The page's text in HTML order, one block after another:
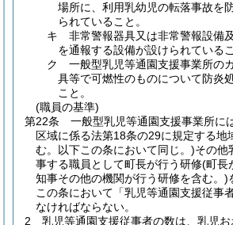
場所に、利用乳幼児の転落事故を
られていること。
キ
非常警報器具又は非常警報設備
を通報する設備が設けられているこ
ク
一般型乳児等通園支援事業所の
具等で可燃性のものについて防炎
こと。
(職員の基準)
第22条
一般型乳児等通園支援事業所に
区域に係る法第18条の29に規定する地
む。以下この条において同じ。)その他
事する職員として町長が行う研修(町長
知事その他の機関が行う研修を含む。)
この条において「乳児等通園支援従事
なければならない。
2
乳児等通園支援従事者の数は、乳児